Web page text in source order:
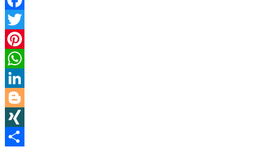
Facebook
Twitter
Pinterest
WhatsApp
LinkedIn
Blogger
XING